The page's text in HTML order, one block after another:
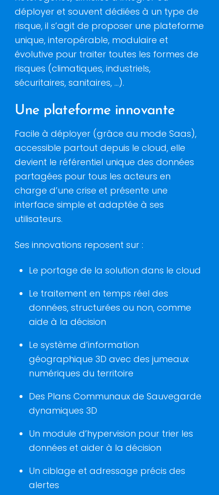
déployer et souvent dédiées à un type de
risque, il s’agit de proposer une plateforme
unique, interopérable, modulaire et
évolutive pour traiter toutes les formes de
risques (climatiques, industriels,
sécuritaires, sanitaires, …).
Une plateforme innovante
Facile à déployer (grâce au mode Saas),
accessible partout depuis le cloud, elle
devient le référentiel unique des données
partagées pour tous les acteurs en
charge d’une crise et présente une
interface simple et adaptée à ses
utilisateurs.
Ses innovations reposent sur :
Le portage de la solution dans le cloud
Le traitement en temps réel des
données, structurées ou non, comme
aide à la décision
Le système d’information
géographique 3D avec des jumeaux
numériques du territoire
Des Plans Communaux de Sauvegarde
dynamiques 3D
Un module d’hypervision pour trier les
données et aider à la décision
Un ciblage et adressage précis des
alertes